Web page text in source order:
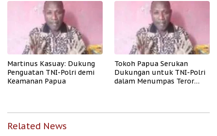
Martinus Kasuay: Dukung
Penguatan TNI-Polri demi
Keamanan Papua
Tokoh Papua Serukan
Dukungan untuk TNI-Polri
dalam Menumpas Teror
Related News